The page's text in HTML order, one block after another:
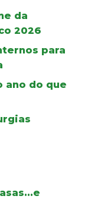
da
2026
para
ano do que